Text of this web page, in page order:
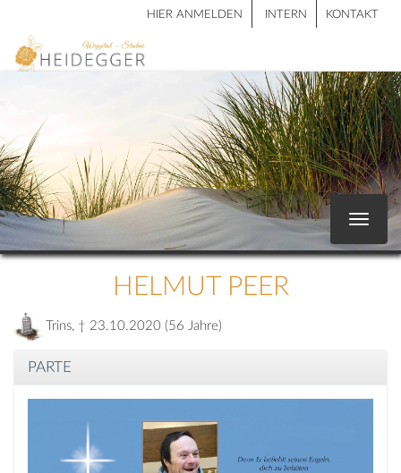
HIER ANMELDEN INTERN KONTAKT
Toggle
HELMUT PEER
Trins, † 23.10.2020 (56 Jahre)
PARTE